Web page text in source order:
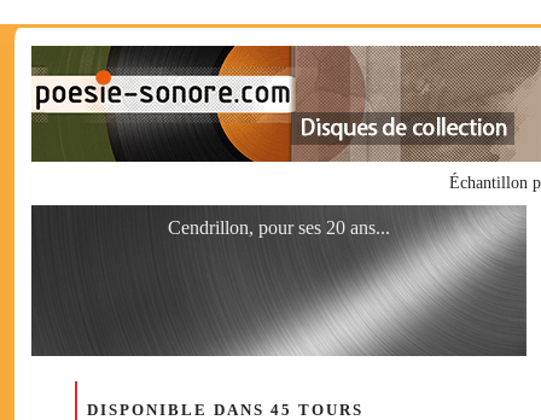
Échantillon
Cendrillon, pour ses 20 ans...
DISPONIBLE DANS 45 TOURS